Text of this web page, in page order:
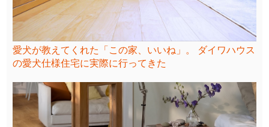
愛犬が教えてくれた「この家、いいね」。 ダイワハウス
の愛犬仕様住宅に実際に行ってきた